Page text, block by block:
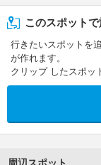
このスポット
行きたいスポットを
が作れます。
クリップ したスポッ